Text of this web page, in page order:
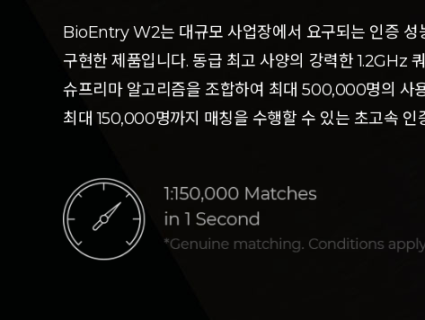
BioEntry W2는 대규모 사업장에서 요구되는 인증 성
구현한 제품입니다. 동급 최고 사양의 강력한 1.2GHz
슈프리마 알고리즘을 조합하여 최대 500,000명의 사
최대 150,000명까지 매칭을 수행할 수 있는 초고속 인